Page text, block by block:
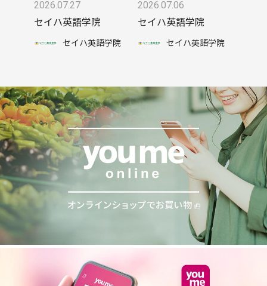
2026.07.27
セイハ英語学院
セイハ英語学院
2026.07.06
セイハ英語学院
セイハ英語学院